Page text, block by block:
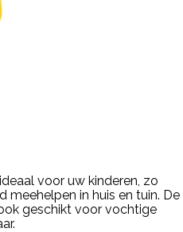
voor uw kinderen, zo
meehelpen in huis en tuin. De
geschikt voor vochtige